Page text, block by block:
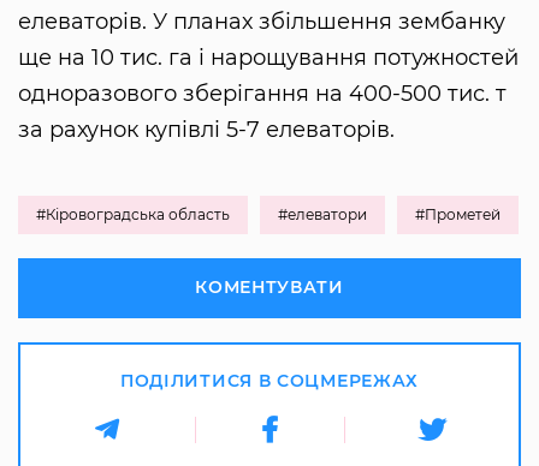
елеваторів. У планах збільшення зембанку
ще на 10 тис. га і нарощування потужностей
одноразового зберігання на 400-500 тис. т
за рахунок купівлі 5-7 елеваторів.
#Кіровоградська область #елеватори #Прометей
КОМЕНТУВАТИ
ПОДІЛИТИСЯ В СОЦМЕРЕЖАХ